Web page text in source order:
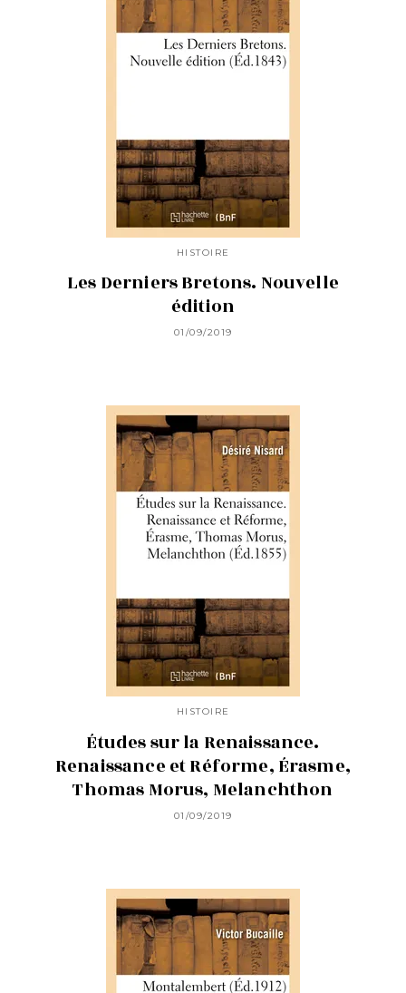
HISTOIRE
Les Derniers Bretons. Nouvelle
édition
01/09/2019
HISTOIRE
Études sur la Renaissance.
Renaissance et Réforme, Érasme,
Thomas Morus, Melanchthon
01/09/2019